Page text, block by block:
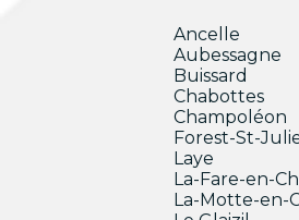
Ancelle
Aubessagne
Buissard
Chabottes
Champoléon
Forest-St-
Laye
La-Fare-en-
La-Motte-en-